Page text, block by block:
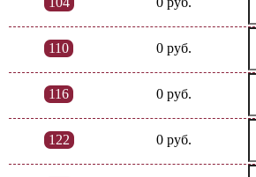
110 0 руб.
116 0 руб.
122 0 руб.